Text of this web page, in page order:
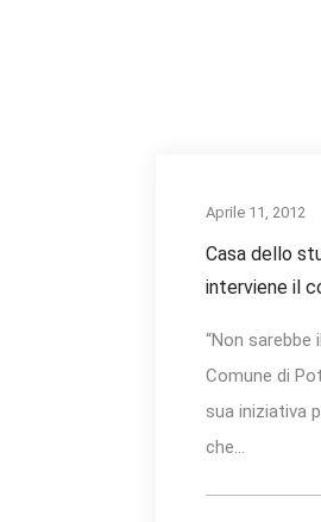
Aprile 11, 2012
Casa dello
interviene il
“Non sarebbe
Comune di
sua iniziativa
che...